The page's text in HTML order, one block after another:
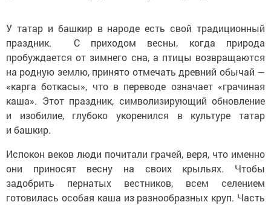
У татар и башкир в народе есть свой традиционный
праздник. С приходом весны, когда природа
пробуждается от зимнего сна, а птицы возвращаются
на родную землю, принято отмечать древний обычай —
«карга боткасы», что в переводе означает «грачиная
каша». Этот праздник, символизирующий обновление
и изобилие, глубоко укоренился в культуре татар
и башкир.
Испокон веков люди почитали грачей, веря, что именно
они приносят весну на своих крыльях. Чтобы
задобрить пернатых вестников, всем селением
готовилась особая каша из разнообразных круп. Часть